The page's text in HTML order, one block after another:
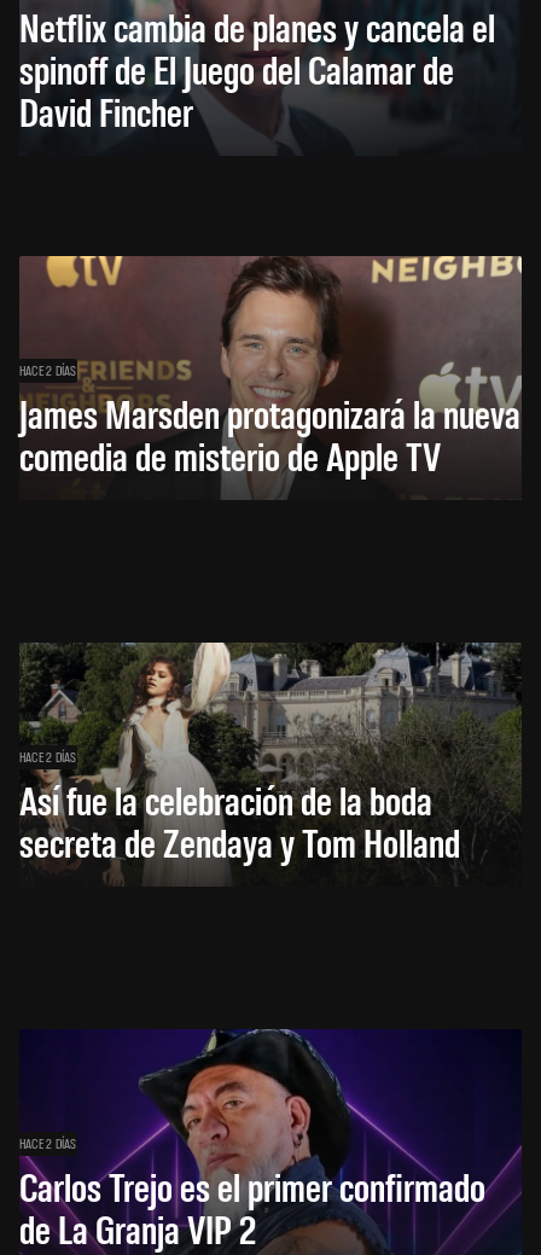
Netflix cambia de planes y cancela el
spinoff de El Juego del Calamar de
David Fincher
HACE 2 DÍAS
James Marsden protagonizará la nueva
comedia de misterio de Apple TV
HACE 2 DÍAS
Así fue la celebración de la boda
secreta de Zendaya y Tom Holland
HACE 2 DÍAS
Carlos Trejo es el primer confirmado
de La Granja VIP 2